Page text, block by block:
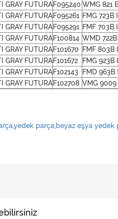
GRAY FUTURAF095240 WMG 821
GRAY FUTURAF095261 FMG 723B
GRAY FUTURAF095291 FMF 703B
GRAY FUTURAF100814 WMD 722B
GRAY FUTURAF101670
FMF 803B
GRAY FUTURAF101672
FMG 923B
GRAY FUTURAF102143
FMD 963B
GRAY FUTURAF102708 VMG 9009
,yedek parça,beyaz eşya yedek